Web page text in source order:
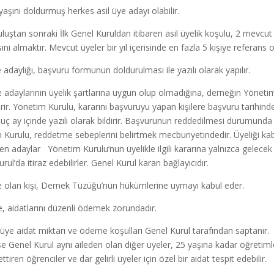
doldurmuş herkes asil üye adayı olabilir.
sonraki İlk Genel Kuruldan itibaren asil üyelik koşulu, 2 mevcut
almaktır. Mevcut üyeler bir yıl içerisinde en fazla 5 kişiye referans
başvuru formunun doldurulması ile yazılı olarak yapılır.
üyelik şartlarına uygun olup olmadığına, derneğin
Yönetim Kurulu, kararını başvuruyu yapan kişilere başvuru
ay içinde yazılı olarak bildirir. Başvurunun reddedilmesi
Kurulu, reddetme sebeplerini belirtmek mecburiyetindedir. Üyeliği
adaylar Yönetim Kurulu’nun üyelikle ilgili kararına yalnızca
itiraz edebilirler. Genel Kurul kararı bağlayıcıdır.
kişi, Dernek Tüzüğü’nün hükümlerine uymayı kabul eder.
düzenli ödemek zorundadır.
aidat miktarı ve ödeme koşulları Genel Kurul tarafından saptanır.
Genel Kurul aynı aileden olan diğer üyeler, 25 yaşına kadar
öğrenciler ve dar gelirli üyeler için özel bir aidat tespit edebilir.